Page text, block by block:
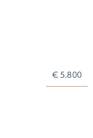
€ 5.800